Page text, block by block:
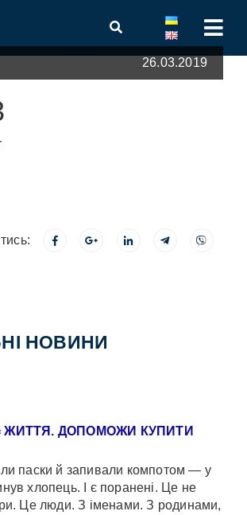
26.03.2019
НОВИНИ
ЖИТТЯ. ДОПОМОЖИ КУПИТИ
паски й запивали компотом — у
хлопець. І є поранені. Це не
Це люди. З іменами. З родинами,